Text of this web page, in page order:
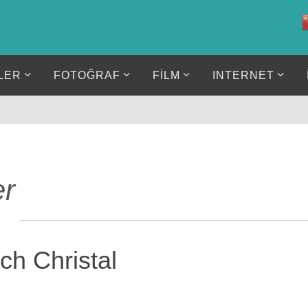
FOTOĞRAF FİLM INTERNET
Christal